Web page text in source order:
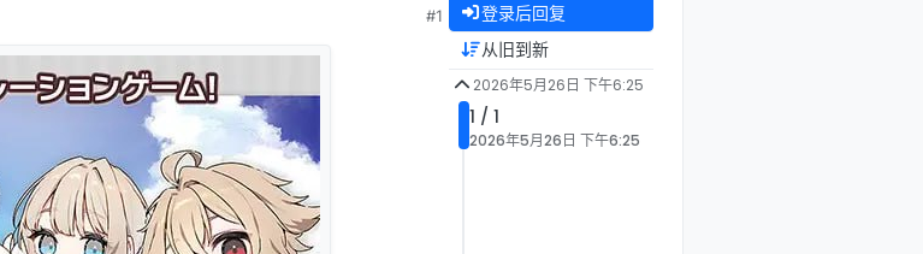
#1 登录后回复
从旧到新
2026年5月26日 下午6:25
1 / 1
2026年5月26日 下午6:25